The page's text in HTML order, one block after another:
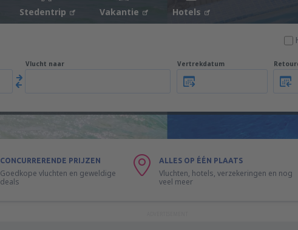
Stedentrip Vakantie Hotels
Vlucht naar Vertrekdatum
CONCURRERENDE PRIJZEN
Goedkope vluchten en geweldige
deals
ALLES OP ÉÉN PLAATS
Vluchten, hotels, verzekeringen en nog
veel meer